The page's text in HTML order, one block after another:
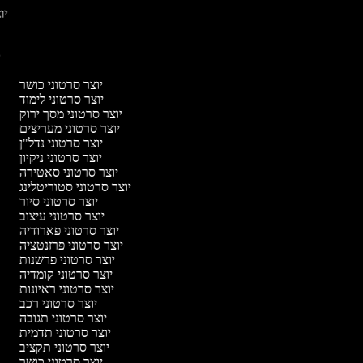
יוצר סרטוני כושר
יוצר סרטוני לימוד
יוצר סרטוני מסך ירוק
יוצר סרטוני מעריצים
יוצר סרטוני נדל"ן
יוצר סרטוני ניקיון
יוצר סרטוני סאטירה
יוצר סרטוני סטוריטלינג
יוצר סרטוני סיור
יוצר סרטוני עיצוב
יוצר סרטוני פארודיה
יוצר סרטוני פרזנטציה
יוצר סרטוני פרשנות
יוצר סרטוני קומדיה
יוצר סרטוני ראיונות
יוצר סרטוני רכב
יוצר סרטוני תגובה
יוצר סרטוני תדמית
יוצר סרטוני תקציב